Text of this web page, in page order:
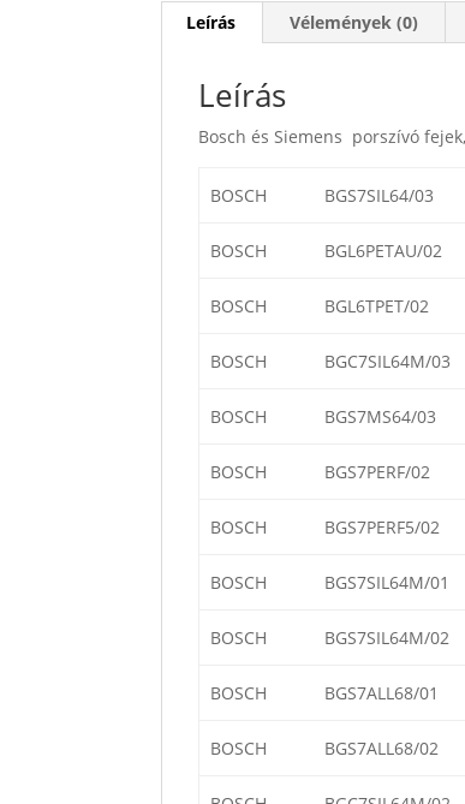
Leírás Vélemények (0)
Leírás
Bosch és Siemens porszívó
BOSCH BGS7SIL64/03
BOSCH BGL6PETAU/02
BOSCH BGL6TPET/02
BOSCH BGC7SIL64M/03
BOSCH BGS7MS64/03
BOSCH BGS7PERF/02
BOSCH BGS7PERF5/02
BOSCH BGS7SIL64M/01
BOSCH BGS7SIL64M/02
BOSCH BGS7ALL68/01
BOSCH BGS7ALL68/02